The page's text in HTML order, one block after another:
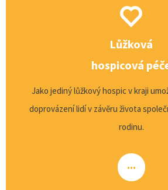
Lůžková
hospicová
Jako jediný lůžkový hospic v kraji
doprovázení lidí v závěru života
rodinu.
...